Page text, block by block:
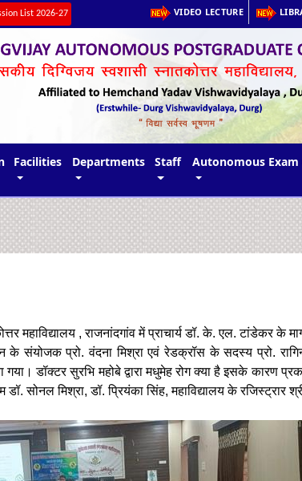
List 2026-27 VIDEO LECTURE
Facilities Departments Staff Autonomous Exam
महाविद्यालय , राजनांदगांव में प्राचार्य डॉ. के. एल. टांडेकर
संयोजक प्रो. वंदना मिश्रा एवं रेडक्रॉस के सदस्य प्रो.
गया। डॉक्टर सुरभि महोबे द्वारा मधुमेह रोग क्या है इसके कारण
सोनल मिश्रा, डॉ. प्रियंका सिंह, महाविद्यालय के रजिस्ट्रार